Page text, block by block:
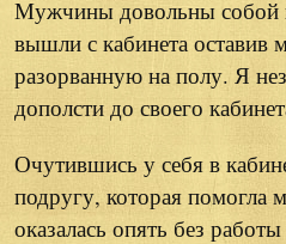
Мужчины довольны собой
вышли с кабинета оставив
разорванную на полу. Я
дополсти до своего
Очутившись у себя в
подругу, которая помогла
оказалась опять без